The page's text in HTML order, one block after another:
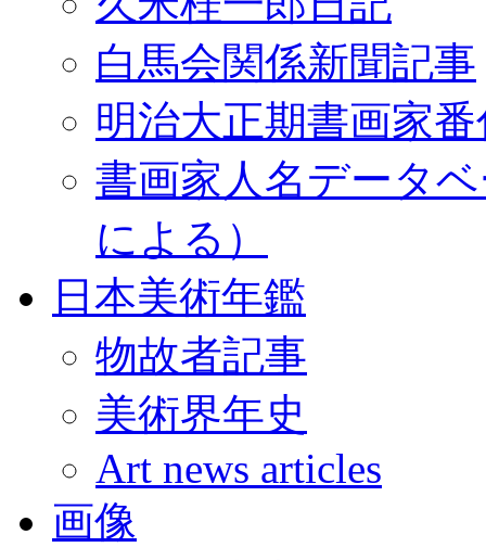
白馬会関係新聞記事
明治大正期書画家
書画家人名データ
による）
日本美術年鑑
物故者記事
美術界年史
Art news articles
画像